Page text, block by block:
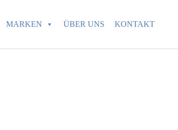
MARKEN ÜBER UNS KONTAKT